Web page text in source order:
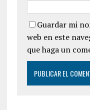
Guardar mi
web en este
que haga un